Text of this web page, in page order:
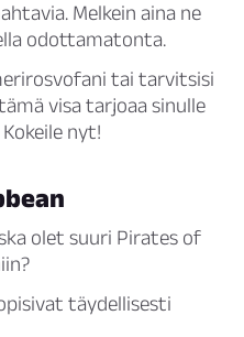
Melkein aina ne
odottamatonta.
tai tarvitsisi
visa tarjoaa sinulle
nyt!
olet suuri Pirates of
täydellisesti